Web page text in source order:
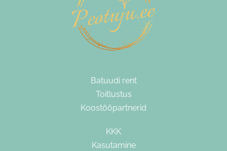
Batuudi rent
Toitlustus
Koostööpartnerid
KKK
Kasutamine